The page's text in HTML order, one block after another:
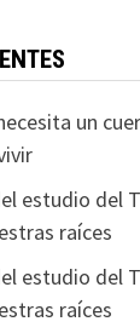
un
estudio del
raíces
estudio del
raíces